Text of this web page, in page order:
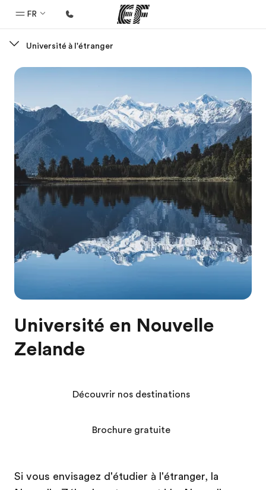
FR
Bienvenue chez EF
Programmes
Nos offres
Bureaux
Trouver un bureau
A propos de nous
Qui sommes-nous ?
EF recrute
Rejoignez nos équipes
Université à l'étranger
Université en Nouvelle
Zelande
Si vous envisagez d'étudier à l'étranger, la
Découvrir nos destinations
Brochure gratuite